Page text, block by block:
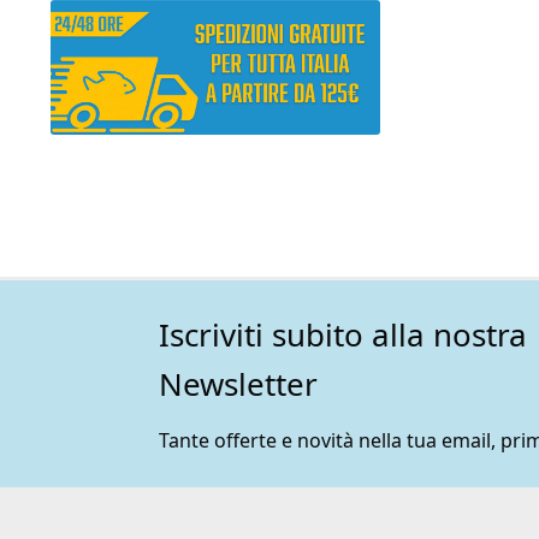
Iscriviti subito alla nostra
Newsletter
Tante offerte e novità nella tua email,